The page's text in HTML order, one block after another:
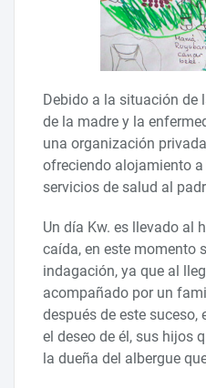
Debido a la situación de
de la madre y la
una organización
ofreciendo alojamiento
servicios de salud al
Un día Kw. es llevado al
caída, en este momento
indagación, ya que al
acompañado por un
después de este suceso,
el deseo de él, sus hijos
la dueña del albergue